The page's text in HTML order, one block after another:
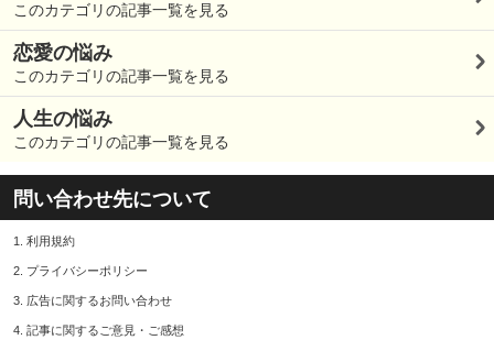
このカテゴリの記事一覧を見る
恋愛の悩み
このカテゴリの記事一覧を見る
人生の悩み
このカテゴリの記事一覧を見る
問い合わせ先について
1. 利用規約
2. プライバシーポリシー
3. 広告に関するお問い合わせ
4. 記事に関するご意見・ご感想